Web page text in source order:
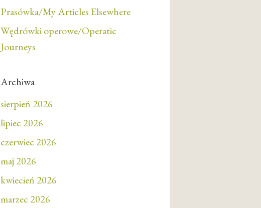
Prasówka/My Articles Elsewhere
Wędrówki operowe/Operatic
Journeys
Archiwa
sierpień 2026
lipiec 2026
czerwiec 2026
maj 2026
kwiecień 2026
marzec 2026